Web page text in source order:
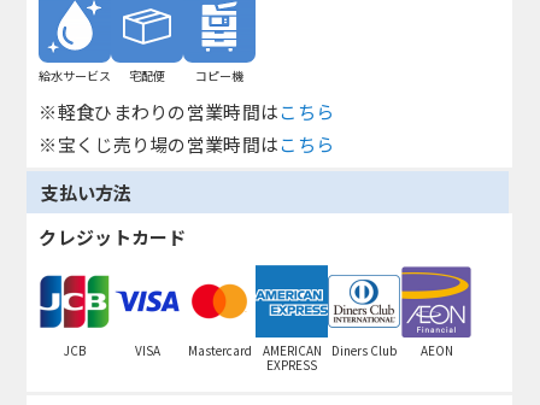
給水サービス 宅配便 コピー機
※軽食ひまわりの営業時間はこちら
※宝くじ売り場の営業時間はこちら
支払い方法
クレジットカード
JCB VISA Mastercard
AMERICAN
EXPRESS
Diners Club AEON